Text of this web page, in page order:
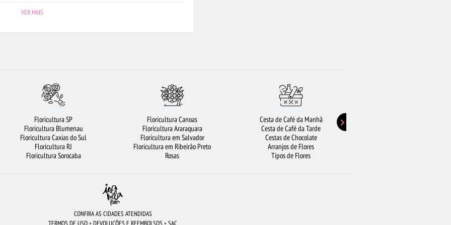
FLORICULTURA BELÉM
ROSAS AMARELAS
UBERLÂNDIA FLORICULTURA SÃO JOSÉ DOS CAMPOS
JUNDIAÍ FLORICULTURA MANAUS FLORICULTURA SANTOS
VER MAIS
Floricultura SP
Floricultura Blumenau
Floricultura Caxias do Sul
Floricultura RJ
Floricultura Sorocaba
Floricultura Canoas
Floricultura Araraquara
Floricultura em Salvador
Floricultura em Ribeirão Preto
Rosas
Cesta de Café da Manhã
Cesta de Café da Tarde
Cestas de Chocolate
Arranjos de Flores
Tipos de Flores
CONFIRA AS CIDADES ATENDIDAS
TERMOS DE USO • DEVOLUÇÕES E REEMBOLSOS • SAC